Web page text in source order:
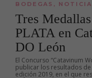
BODEGAS ,
Tres
PLATA en
DO León
El Concurso “Catavinum
publicar los resultados
edición 2019, en el que